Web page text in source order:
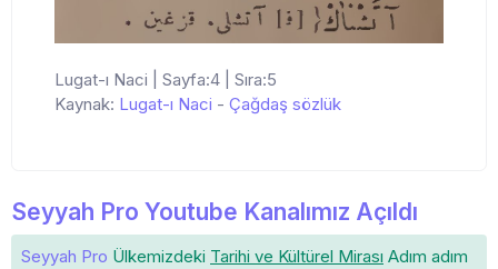
Lugat-ı Naci | Sayfa:4 | Sıra:5
Kaynak: Lugat-ı Naci - Çağdaş sözlük
Seyyah Pro Youtube Kanalımız Açıldı
Seyyah Pro Ülkemizdeki Tarihi ve Kültürel Mirası Adım adım